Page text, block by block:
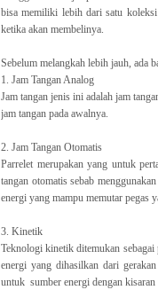
bisa memiliki lebih dari satu
ketika akan membelinya.
Sebelum melangkah lebih jauh, ada
1. Jam Tangan Analog
Jam tangan jenis ini adalah jam
jam tangan pada awalnya.
2. Jam Tangan Otomatis
Parrelet merupakan yang untuk
tangan otomatis sebab
energi yang mampu memutar pegas
3. Kinetik
Teknologi kinetik ditemukan
energi yang dihasilkan dari
untuk sumber energi dengan